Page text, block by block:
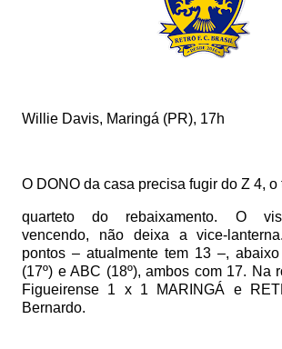
Willie Davis, Maringá (PR), 17h
O DONO da casa precisa fugir do Z 4, o
quarteto do rebaixamento. O
vencendo, não deixa a vice-
pontos – atualmente tem 13 –,
(17º) e ABC (18º), ambos com 17. Na
Figueirense 1 x 1 MARINGÁ e
Bernardo.